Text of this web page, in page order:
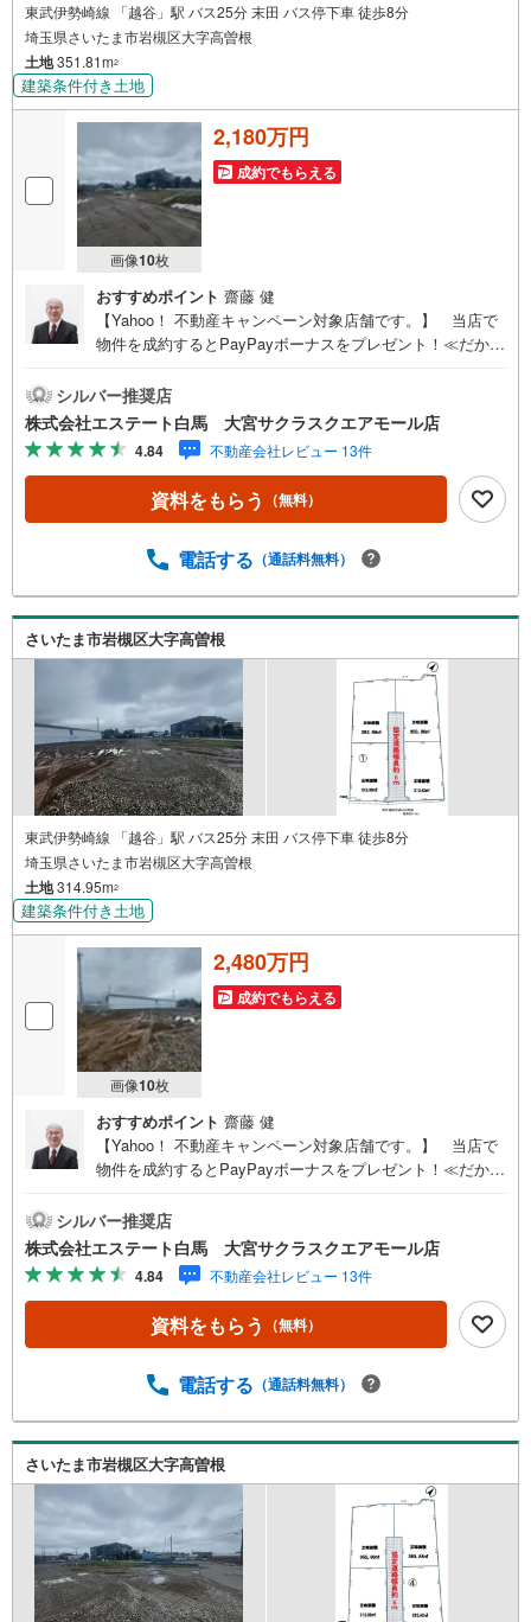
東武伊勢崎線 「越谷」駅 バス25分 末田 バス停下車 徒歩8分
埼玉県さいたま市岩槻区大字高曽根
土地351.81m2
建築条件付き土地
画像10枚
2,180万円
成約でもらえる
おすすめポイント 齋藤 健
【Yahoo！ 不動産キャンペーン対象店舗です。】 当店で
物件を成約するとPayPayボーナスをプレゼント！≪だから
ト◆1.FP相談サポート社外のファイナンシャルプランナー
と資金相談が出来ます。無料で何度でもお気軽に。2.設備
保証の延長サービス新築住宅は2年、中古住宅は半年の設備
修理サービスを無料で付帯しています3.注文住宅「白馬の
家」高気密・高断熱のフルオーダー住宅「白馬の家」のご
提案もできます。ご興味のある土地にプランを作るのもお
が同行し、目視検査やリフォーム費用をお伝えするなどの
定期間で不動産売却ができなかった場合、予め定めた金額
で弊社が買取いたします
シルバー推奨店
株式会社エステート白馬 大宮サクラスクエアモール店
4.84 不動産会社レビュー 13件
資料をもらう （無料）
電話する （通話料無料）
さいたま市岩槻区大字高曽根
東武伊勢崎線 「越谷」駅 バス25分 末田 バス停下車 徒歩8分
埼玉県さいたま市岩槻区大字高曽根
土地314.95m2
建築条件付き土地
画像10枚
2,480万円
成約でもらえる
おすすめポイント 齋藤 健
【Yahoo！ 不動産キャンペーン対象店舗です。】 当店で
物件を成約するとPayPayボーナスをプレゼント！≪だから
ト◆1.FP相談サポート社外のファイナンシャルプランナー
と資金相談が出来ます。無料で何度でもお気軽に。2.設備
保証の延長サービス新築住宅は2年、中古住宅は半年の設備
修理サービスを無料で付帯しています3.注文住宅「白馬の
家」高気密・高断熱のフルオーダー住宅「白馬の家」のご
提案もできます。ご興味のある土地にプランを作るのもお
が同行し、目視検査やリフォーム費用をお伝えするなどの
定期間で不動産売却ができなかった場合、予め定めた金額
で弊社が買取いたします
シルバー推奨店
株式会社エステート白馬 大宮サクラスクエアモール店
4.84 不動産会社レビュー 13件
資料をもらう （無料）
電話する （通話料無料）
さいたま市岩槻区大字高曽根